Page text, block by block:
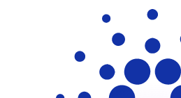
Gérez votre argent et vos
êtes en déplacement
L'application Xe réunit toutes les
nécessaires pour vos transferts
et la gestion de vos devises.
programmez des alertes de taux